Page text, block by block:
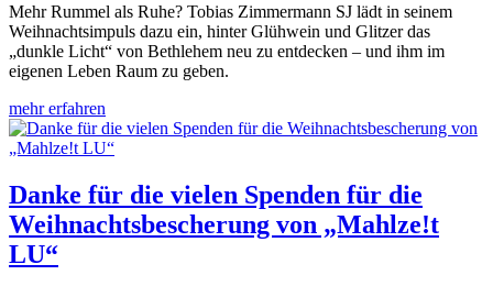
Mehr Rummel als Ruhe? Tobias Zimmermann SJ lädt in seinem
Weihnachtsimpuls dazu ein, hinter Glühwein und Glitzer das
„dunkle Licht“ von Bethlehem neu zu entdecken – und ihm im
eigenen Leben Raum zu geben.
mehr erfahren
Danke für die vielen Spenden für die
Weihnachtsbescherung von „Mahlze!t
LU“